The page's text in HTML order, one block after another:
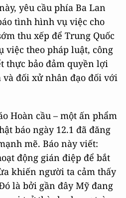
yêu cầu phía Ba Lan
tình hình vụ việc cho
thu xếp để Trung Quốc
việc theo pháp luật, công
thực bảo đảm quyền lợi
và đối xử nhân đạo đối với
Hoàn cầu – một ấn phẩm
báo ngày 12.1 đã đăng
mẽ. Báo này viết:
động gián điệp để bắt
khiến người ta cảm thấy
là bởi gần đây Mỹ đang